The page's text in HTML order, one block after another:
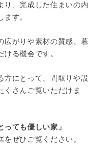
り、完成した住まいの内
す。
広がりや素材の質感、暮
る機会です。
方にとって、間取りや設
くさんご覧いただけま
っても優しい家」
ぜひご覧ください。